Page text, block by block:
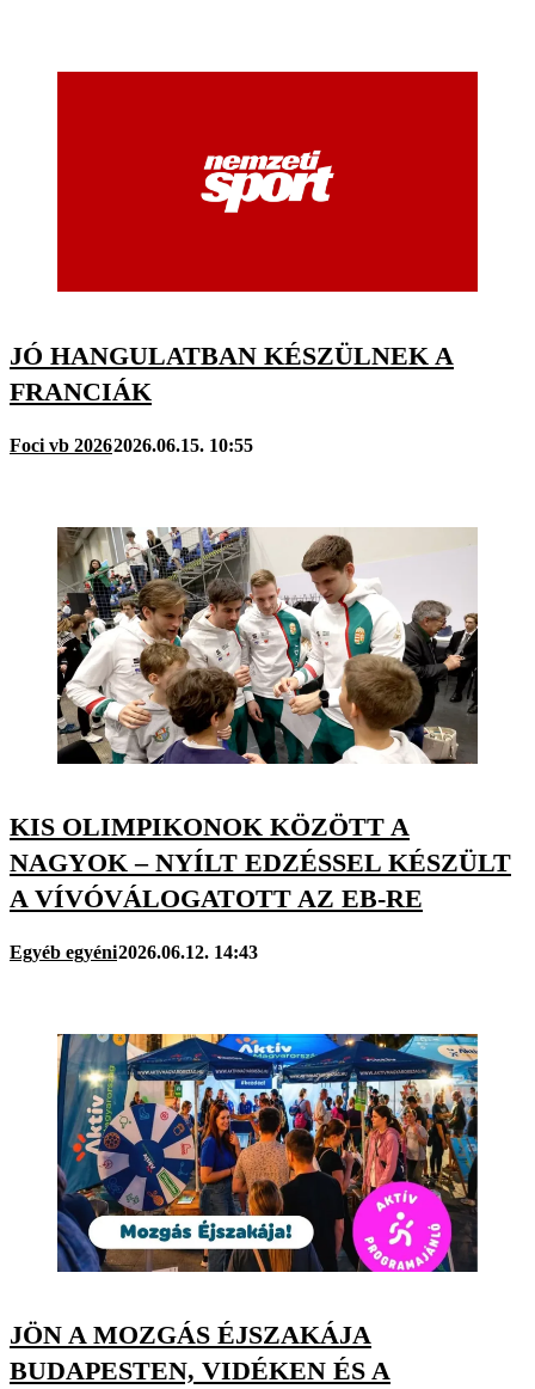
JÓ HANGULATBAN KÉSZÜLNEK A
FRANCIÁK
Foci vb 20262026.06.15. 10:55
KIS OLIMPIKONOK KÖZÖTT A
NAGYOK – NYÍLT EDZÉSSEL KÉSZÜLT
A VÍVÓVÁLOGATOTT AZ EB-RE
Egyéb egyéni2026.06.12. 14:43
JÖN A MOZGÁS ÉJSZAKÁJA
BUDAPESTEN, VIDÉKEN ÉS A